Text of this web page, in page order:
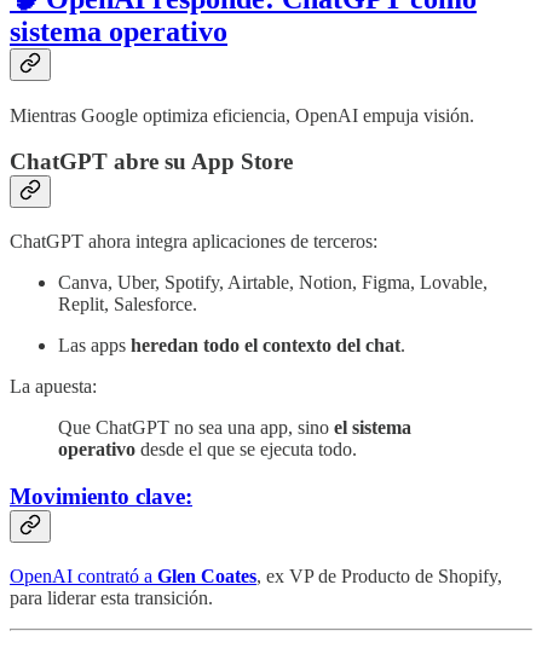
sistema operativo
Mientras Google optimiza eficiencia, OpenAI empuja visión.
ChatGPT abre su App Store
ChatGPT ahora integra aplicaciones de terceros:
Canva, Uber, Spotify, Airtable, Notion, Figma, Lovable,
Replit, Salesforce.
Las apps heredan todo el contexto del chat.
La apuesta:
Que ChatGPT no sea una app, sino el sistema
operativo desde el que se ejecuta todo.
Movimiento clave:
OpenAI contrató a Glen Coates, ex VP de Producto de Shopify,
para liderar esta transición.